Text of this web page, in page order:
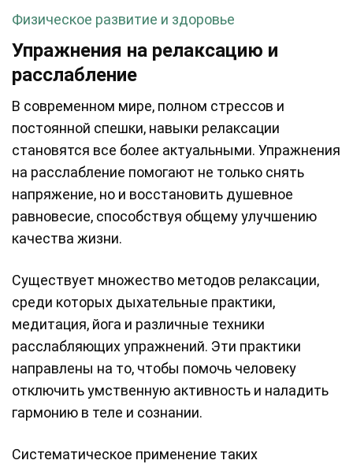
Физическое развитие и здоровье
Упражнения на релаксацию и
расслабление
В современном мире, полном стрессов и
постоянной спешки, навыки релаксации
становятся все более актуальными. Упражнения
на расслабление помогают не только снять
напряжение, но и восстановить душевное
равновесие, способствуя общему улучшению
качества жизни.
Существует множество методов релаксации,
среди которых дыхательные практики,
медитация, йога и различные техники
расслабляющих упражнений. Эти практики
направлены на то, чтобы помочь человеку
отключить умственную активность и наладить
гармонию в теле и сознании.
Систематическое применение таких